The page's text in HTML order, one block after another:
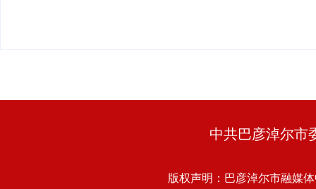
中共巴彦淖尔市
版权声明：巴彦淖尔市融媒